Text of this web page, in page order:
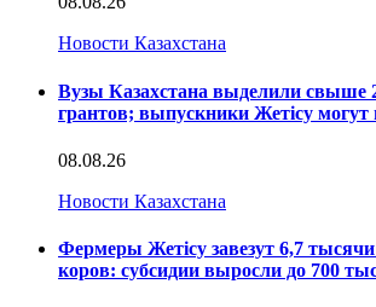
Новости Казахстана
Вузы Казахстана выделили свыше
грантов; выпускники Жетісу могут
08.08.26
Новости Казахстана
Фермеры Жетісу завезут 6,7
коров: субсидии выросли до 700